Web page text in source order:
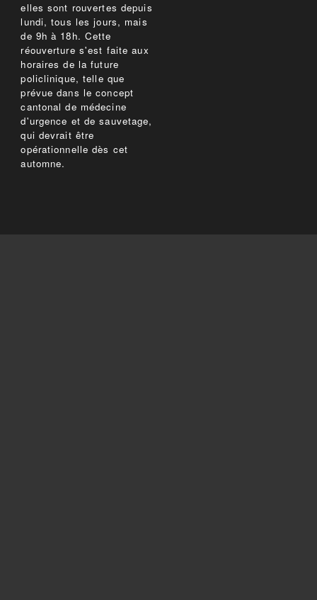
elles sont rouvertes depuis
lundi, tous les jours, mais
de 9h à 18h. Cette
réouverture s'est faite aux
horaires de la future
policlinique, telle que
prévue dans le concept
cantonal de médecine
d'urgence et de sauvetage,
qui devrait être
opérationnelle dès cet
automne.